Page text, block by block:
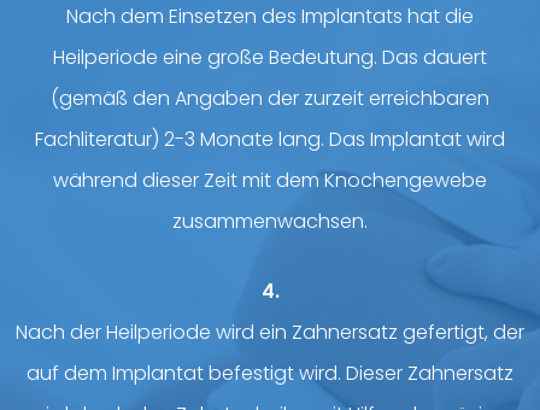
Nach dem Einsetzen des Implantats hat die
Heilperiode eine große Bedeutung. Das dauert
(gemäß den Angaben der zurzeit erreichbaren
Fachliteratur) 2-3 Monate lang. Das Implantat wird
während dieser Zeit mit dem Knochengewebe
zusammenwachsen.
4.
Nach der Heilperiode wird ein Zahnersatz gefertigt, der
auf dem Implantat befestigt wird. Dieser Zahnersatz